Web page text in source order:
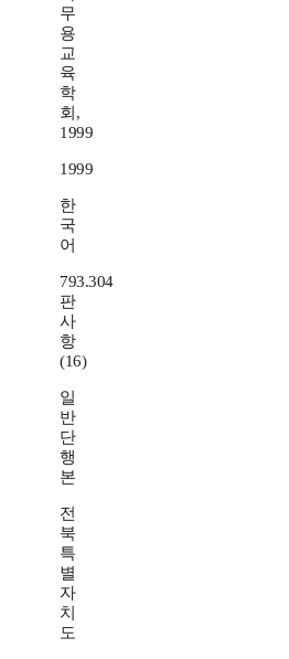
무
용
교
육
학
회,
1999
1999
한
국
어
793.304
판
사
항
(16)
일
반
단
행
본
전
북
특
별
자
치
도